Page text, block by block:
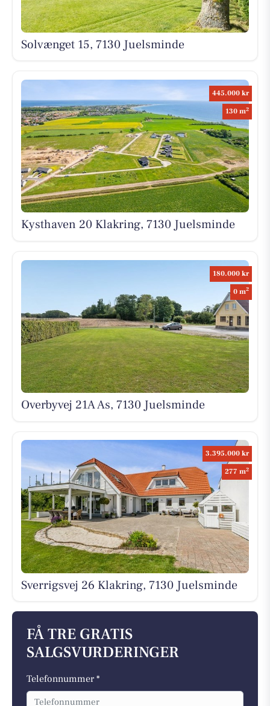
Solvænget 15, 7130 Juelsminde
445.000 kr
130 m2
Kysthaven 20 Klakring, 7130 Juelsminde
180.000 kr
0 m2
Overbyvej 21A As, 7130 Juelsminde
3.395.000 kr
277 m2
Sverrigsvej 26 Klakring, 7130 Juelsminde
FÅ TRE GRATIS
SALGSVURDERINGER
Telefonnummer *